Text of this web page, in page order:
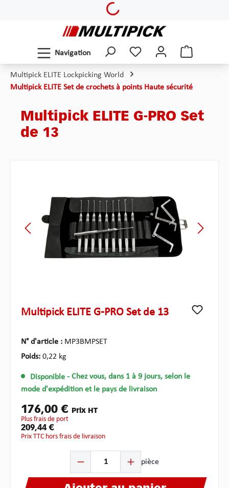
Loading...
Navigation
Multipick ELITE Lockpicking World
Multipick ELITE Set de crochets à points Haute sécurité
Multipick ELITE G-PRO Set
de 13
Multipick ELITE G-PRO Set de 13
N° d'article : MP3BMPSET
Poids: 0,22 kg
Disponible - Chez vous, dans 1 à 9 jours, selon le
mode d'expédition et le pays de livraison
176,00 € Prix HT
plus frais de port
209,44 €
Prix TTC hors frais de livraison
pièce